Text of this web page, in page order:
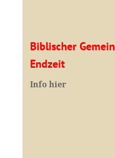
Biblischer
Endzeit
Info hier